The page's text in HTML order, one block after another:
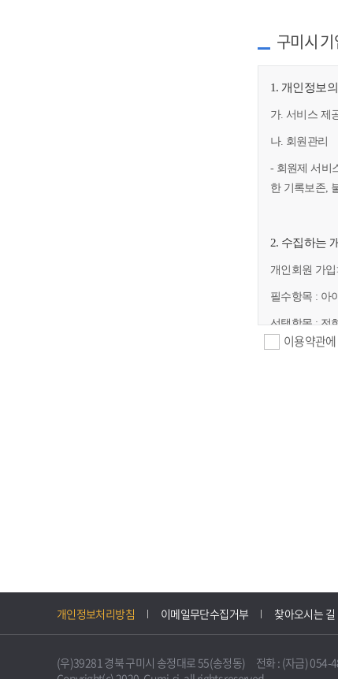
구미시
1. 개인정보
가. 서비스 제
나. 회원관리
- 회원제 서비
한 기록보존,
2. 수집하는
개인회원 가입
필수항목 : 아
선택항목 : 전
필수항목 :
니다.
불필요하게
이용약관
개인정보처리방침 이메일무단수집거부 찾아오시는 길
(우)39281 경북 구미시 송정대로 55(송정동) 전화 : (자금)